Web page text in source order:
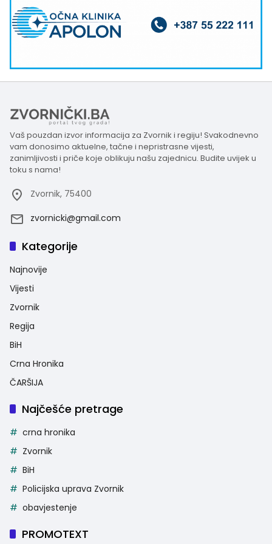
Vaš pouzdan izvor informacija za Zvornik i regiju! Svakodnevno
vam donosimo aktuelne, tačne i nepristrasne vijesti,
zanimljivosti i priče koje oblikuju našu zajednicu. Budite uvijek u
toku s nama!
Zvornik, 75400
zvornicki@gmail.com
Kategorije
Najnovije
Vijesti
Zvornik
Regija
BiH
Crna Hronika
ČARŠIJA
Najčešće pretrage
crna hronika
Zvornik
BiH
Policijska uprava Zvornik
obavjestenje
PROMOTEXT